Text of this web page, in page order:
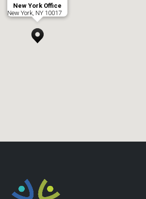
New York Office
New York, NY 10017